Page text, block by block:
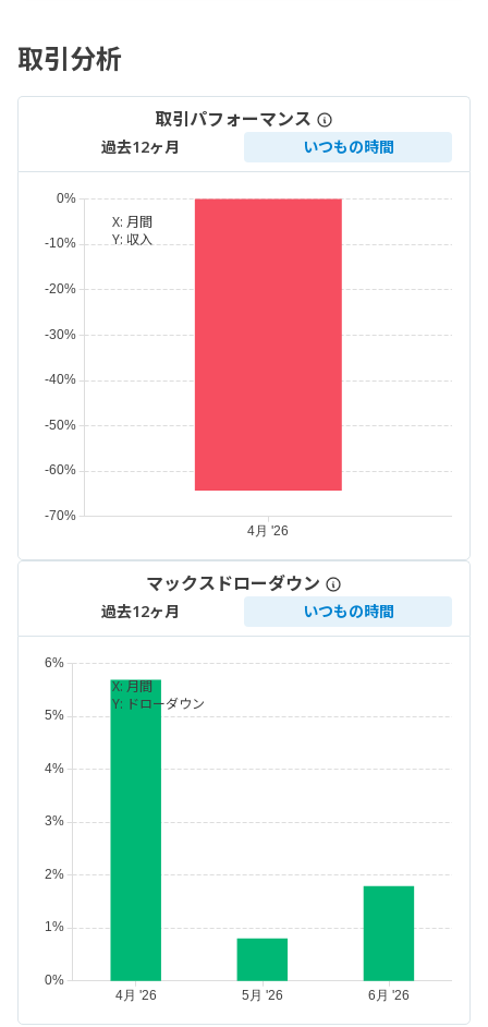
取引分析
取引パフォーマンス
過去12ヶ月 いつもの時間
X: 月間
Y: 収入
マックスドローダウン
過去12ヶ月 いつもの時間
X:月間
Y: ドローダウン